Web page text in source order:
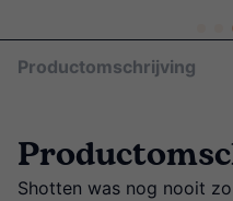
Productomschrijving
Shotten was nog nooit